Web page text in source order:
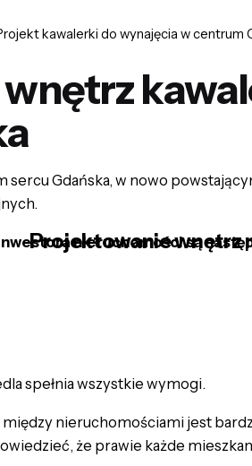
Projektowanie wnętrz
kawalerki do wynajęcia w centrum
sercu Gdańska, w nowo
nieruchomości są
spełnia wszystkie wymogi.
nieruchomościami jest
że prawie każde